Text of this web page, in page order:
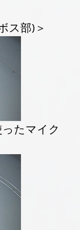
ス部)＞
たマイク